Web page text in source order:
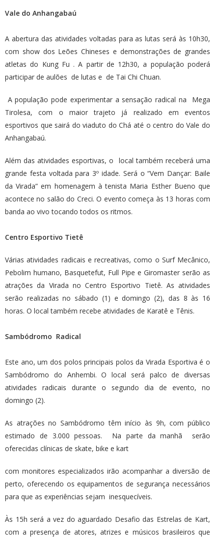
Vale do Anhangabaú
A abertura das atividades voltadas para as lutas será às 10h30,
com show dos Leões Chineses e demonstrações de grandes
atletas do Kung Fu . A partir de 12h30, a população poderá
participar de aulões de lutas e de Tai Chi Chuan.
A população pode experimentar a sensação radical na Mega
Tirolesa, com o maior trajeto já realizado em eventos
esportivos que sairá do viaduto do Chá até o centro do Vale do
Anhangabaú.
Além das atividades esportivas, o local também receberá uma
grande festa voltada para 3º idade. Será o “Vem Dançar: Baile
da Virada” em homenagem à tenista Maria Esther Bueno que
acontece no salão do Creci. O evento começa às 13 horas com
banda ao vivo tocando todos os ritmos.
Centro Esportivo Tietê
Várias atividades radicais e recreativas, como o Surf Mecânico,
Pebolim humano, Basquetefut, Full Pipe e Giromaster serão as
atrações da Virada no Centro Esportivo Tietê. As atividades
serão realizadas no sábado (1) e domingo (2), das 8 às 16
horas. O local também recebe atividades de Karatê e Tênis.
Sambódromo Radical
Este ano, um dos polos principais polos da Virada Esportiva é o
Sambódromo do Anhembi. O local será palco de diversas
atividades radicais durante o segundo dia de evento, no
domingo (2).
As atrações no Sambódromo têm início às 9h, com público
estimado de 3.000 pessoas. Na parte da manhã serão
oferecidas clínicas de skate, bike e kart
com monitores especializados irão acompanhar a diversão de
perto, oferecendo os equipamentos de segurança necessários
para que as experiências sejam inesquecíveis.
Às 15h será a vez do aguardado Desafio das Estrelas de Kart,
com a presença de atores, atrizes e músicos brasileiros que